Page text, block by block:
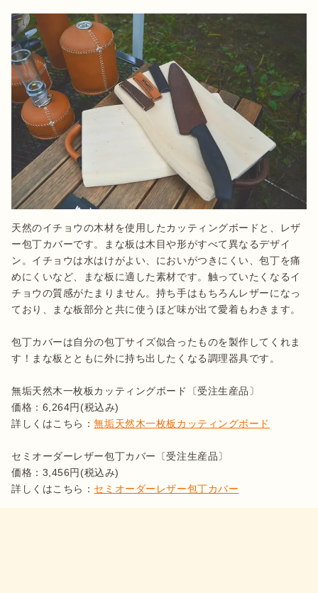
天然のイチョウの木材を使用したカッティングボードと、レザ
ー包丁カバーです。まな板は木目や形がすべて異なるデザイ
ン。イチョウは水はけがよい、においがつきにくい、包丁を痛
めにくいなど、まな板に適した素材です。触っていたくなるイ
チョウの質感がたまりません。持ち手はもちろんレザーになっ
ており、まな板部分と共に使うほど味が出て愛着もわきます。
包丁カバーは自分の包丁サイズ似合ったものを製作してくれま
す！まな板とともに外に持ち出したくなる調理器具です。
無垢天然木一枚板カッティングボード〔受注生産品〕
価格：6,264円(税込み)
詳しくはこちら：無垢天然木一枚板カッティングボード
セミオーダーレザー包丁カバー〔受注生産品〕
価格：3,456円(税込み)
詳しくはこちら： セミオーダーレザー包丁カバー